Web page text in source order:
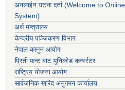
अनलाईन घटना दर्ता (Welcome to
System)
अर्थ मन्त्रालय
केन्द्रीय पञ्जिकरण विभाग
नेपाल कानुन आयोग
प्रिती फन्ट बाट युनिकोड कन्भर्रटर
राष्ट्रिय योजना आयोग
सार्वजनिक खरिद अनुगमन कार्यालय